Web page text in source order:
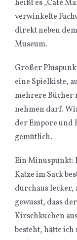
heißt es „Café
verwinkelte
direkt neben
Museum.
Großer
eine Spielkiste,
mehrere Bücher
nehmen darf.
der Empore und
gemütlich.
Ein Minuspunkt:
Katze im Sack
durchaus lecker,
gewusst, dass
Kirschkuchen
besteht, hätte